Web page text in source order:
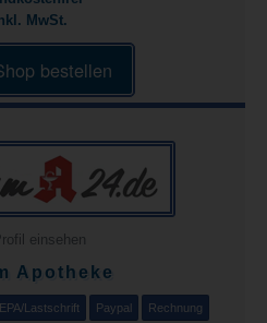
MwSt.
bestellen
einsehen
Apotheke
Lastschrift Paypal Rechnung